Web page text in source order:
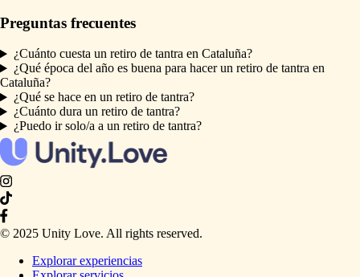
Preguntas frecuentes
¿Cuánto cuesta un retiro de tantra en Cataluña?
¿Qué época del año es buena para hacer un retiro de tantra en
Cataluña?
¿Qué se hace en un retiro de tantra?
¿Cuánto dura un retiro de tantra?
¿Puedo ir solo/a a un retiro de tantra?
© 2025 Unity Love. All rights reserved.
Explorar experiencias